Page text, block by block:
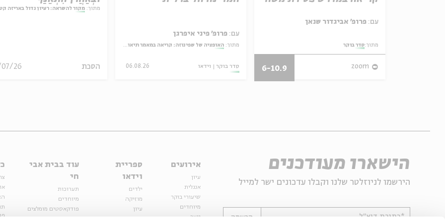
מתוך: מקור להשראה: רעיון גדול באריזה
הסכת 26
עם: פרופ' פיני איפרגן
מתוך: האופציה של שפינוזה: קריאה במאמר תיאולוגי־מדיני
סדר בוקר וידאו 06.08.26
עם:
מתוך:סדר בוקר
zoom
6-10.9
הישארו מעודכנים
הירשמו לניוזלטר שלנו וקבלו עדכונים ישר למייל
*כתובת דוא"ל הרשמה
אירועים
עיון
אנגלית
שיעורי בוקר
מיוחדים
נוער
ספריית
וידאו
ילדים
מוזיקה
עיון
עוד בבית אבי
חי
תערוכות
מיוחדים
פודקאסטים מומלצים